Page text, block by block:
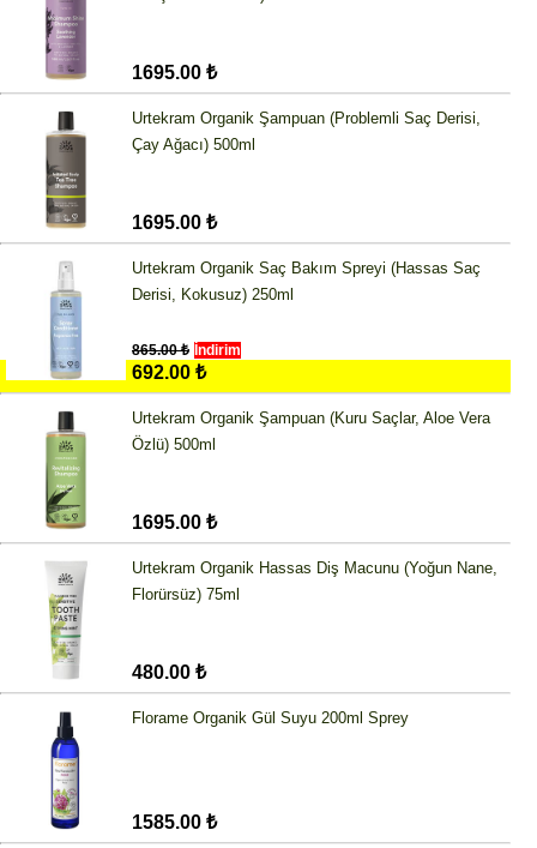
1695.00 ₺
Urtekram Organik Şampuan (Problemli Saç Derisi,
Çay Ağacı) 500ml
1695.00 ₺
Urtekram Organik Saç Bakım Spreyi (Hassas Saç
Derisi, Kokusuz) 250ml
865.00 ₺ İndirim
692.00 ₺
Urtekram Organik Şampuan (Kuru Saçlar, Aloe Vera
Özlü) 500ml
1695.00 ₺
Urtekram Organik Hassas Diş Macunu (Yoğun Nane,
Florürsüz) 75ml
480.00 ₺
Florame Organik Gül Suyu 200ml Sprey
1585.00 ₺